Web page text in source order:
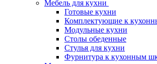
Мебель для кухни
Готовые кухни
Комплектующие к
Модульные кухни
Столы обеденные
Стулья для кухни
Фурнитура к кухонным